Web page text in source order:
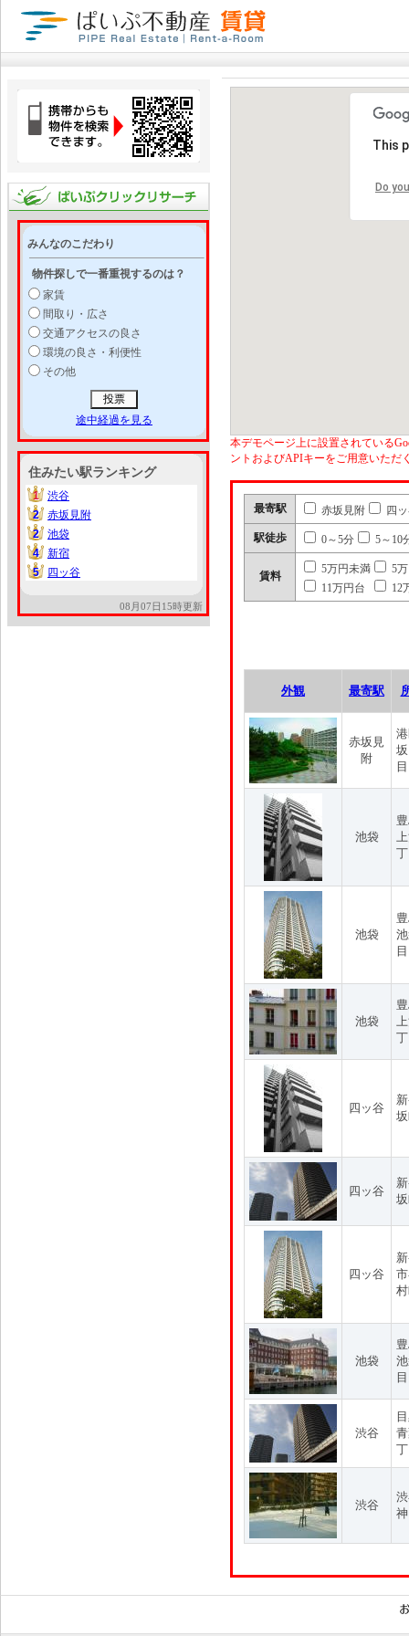
みんなのこだわり
物件探しで一番重視するのは？
家賃
間取り・広さ
交通アクセスの良さ
環境の良さ・利便性
その他
途中経過を見る
住みたい駅ランキング
1
1
渋谷
2
2
赤坂見附
2
2
池袋
4
4
新宿
5
5 四ッ谷
08月07日15時更新
This
Do
本デモページ上に設置されている
ントおよびAPIキーをご用意いただ
最寄駅 赤坂見附 四
駅徒歩 0～5分 5～10
賃料
5万円未満
5
11万円台
12
外観 最寄駅
赤坂見
附
目
池袋
池袋
目
池袋
四ッ谷
四ッ谷
四ッ谷
池袋
渋谷
渋谷